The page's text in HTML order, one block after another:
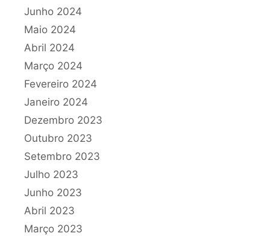
Junho 2024
Maio 2024
Abril 2024
Março 2024
Fevereiro 2024
Janeiro 2024
Dezembro 2023
Outubro 2023
Setembro 2023
Julho 2023
Junho 2023
Abril 2023
Março 2023